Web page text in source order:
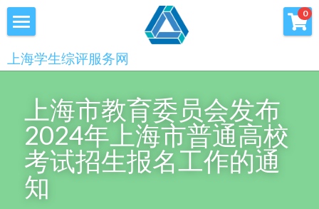
上海学生综评服务网
0
高中综评
上海中高考
服务中心
上海市教育委员会发布
2024年上海市普通高校
考试招生报名工作的通
知
×
商品分类
优沃家教
青少年科创书店